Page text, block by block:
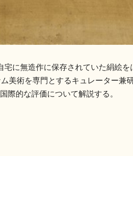
に無造作に保存されていた絹絵
美術を専門とするキュレーター兼
際的な評価について解説する。